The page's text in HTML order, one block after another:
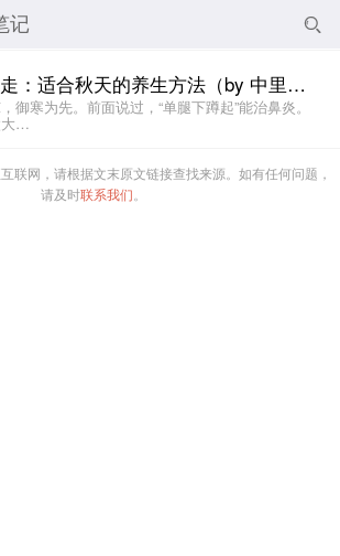
记 
晃步蹲走：适合秋天的养生方法（by 中里巴人）
御寒为先。前面说过，“单腿下蹲起”能治鼻炎。
大…
联网，请根据文末原文链接查找来源。如有任何问题，
请及时联系我们